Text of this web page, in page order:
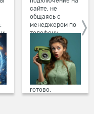
и
сайте, не
общаясь с
менеджером по
телефону.
Просто в три
клика заполните
форму заявки на
сайте, выберите
дату и время
подключения,
готово.